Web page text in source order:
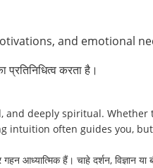
and emotional
करता है।
and deeply spiritual. Whether
intuition often guides you,
आध्यात्मिक हैं। चाहे दर्शन, विज्ञान या